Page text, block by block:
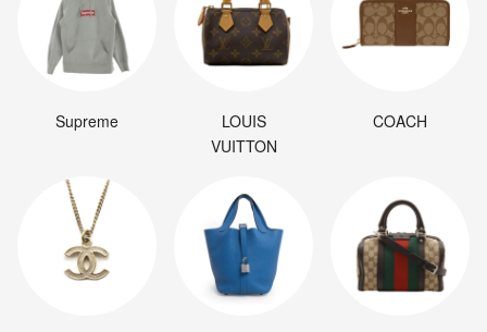
Supreme
LOUIS
VUITTON
COACH